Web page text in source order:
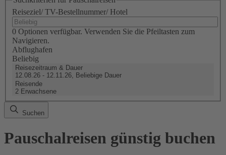
Reiseziel/ TV-Bestellnummer/ Hotel
0 Optionen verfügbar. Verwenden Sie die Pfeiltasten zum
Navigieren.
Abflughafen
Beliebig
Reisezeitraum & Dauer
12.08.26 - 12.11.26, Beliebige Dauer
Reisende
2 Erwachsene
Suchen
Pauschalreisen günstig buchen